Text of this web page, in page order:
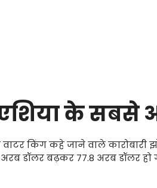
के सबसे
किंग कहे जाने वाले कारोबारी
डॉलर बढ़कर 77.8 अरब डॉलर